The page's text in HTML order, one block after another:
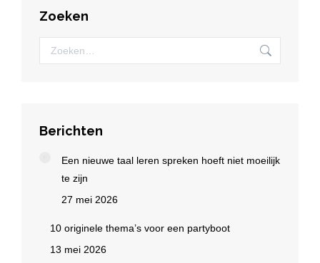
Zoeken
Zoeken:
Berichten
Een nieuwe taal leren spreken hoeft niet moeilijk
te zijn
27 mei 2026
10 originele thema’s voor een partyboot
13 mei 2026